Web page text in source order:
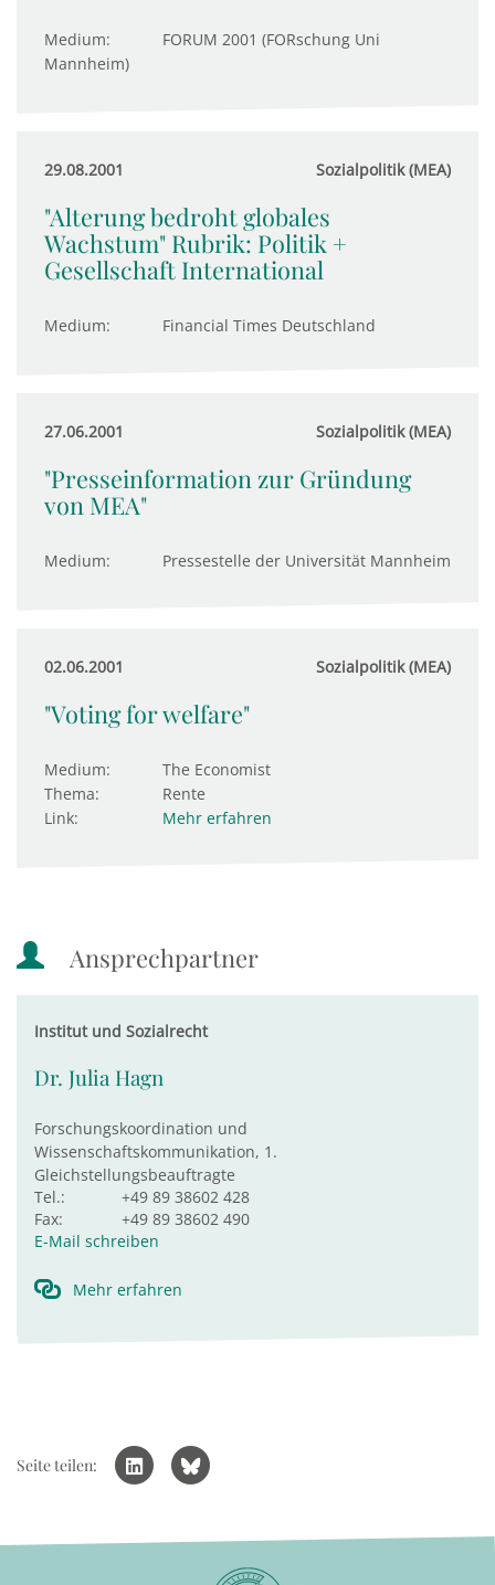
Medium:
FORUM 2001 (FORschung Uni
Mannheim)
29.08.2001 Sozialpolitik (MEA)
"Alterung bedroht globales
Wachstum" Rubrik: Politik +
Gesellschaft International
Medium: Financial Times Deutschland
27.06.2001 Sozialpolitik (MEA)
"Presseinformation zur Gründung
von MEA"
Medium: Pressestelle der Universität Mannheim
02.06.2001 Sozialpolitik (MEA)
"Voting for welfare"
Medium:
The Economist
Thema:
Rente
Link:
Mehr erfahren
Ansprechpartner
Institut und Sozialrecht
Dr. Julia Hagn
Forschungskoordination und
Wissenschaftskommunikation, 1.
Gleichstellungsbeauftragte
Tel.:
+49 89 38602 428
Fax:
+49 89 38602 490
E-Mail schreiben
Mehr erfahren
Seite teilen: